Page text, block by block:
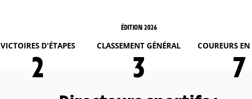
ÉDITION 2026
VICTOIRES D'ÉTAPES
2
CLASSEMENT GÉNÉRAL
3
COUREURS EN
7